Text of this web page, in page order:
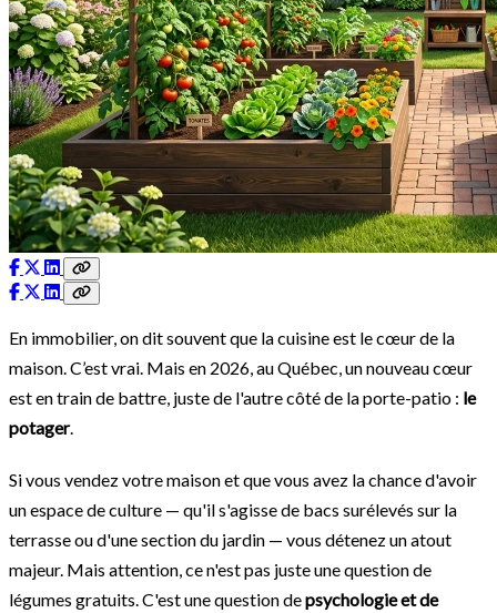
En immobilier, on dit souvent que la cuisine est le cœur de la
maison. C’est vrai. Mais en 2026, au Québec, un nouveau cœur
est en train de battre, juste de l'autre côté de la porte-patio : le
potager.
Si vous vendez votre maison et que vous avez la chance d'avoir
un espace de culture — qu'il s'agisse de bacs surélevés sur la
terrasse ou d'une section du jardin — vous détenez un atout
majeur. Mais attention, ce n'est pas juste une question de
légumes gratuits. C'est une question depsychologie et de